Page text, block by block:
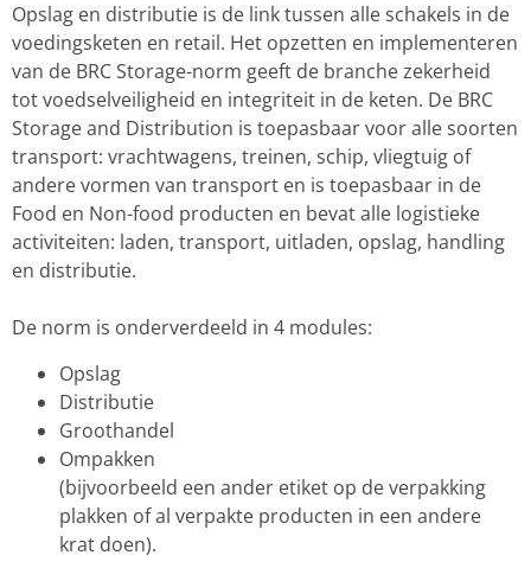
Opslag en distributie is de link tussen alle schakels in de
voedingsketen en retail. Het opzetten en implementeren
van de BRC Storage-norm geeft de branche zekerheid
tot voedselveiligheid en integriteit in de keten. De BRC
Storage and Distribution is toepasbaar voor alle soorten
transport: vrachtwagens, treinen, schip, vliegtuig of
andere vormen van transport en is toepasbaar in de
Food en Non-food producten en bevat alle logistieke
activiteiten: laden, transport, uitladen, opslag, handling
en distributie.
De norm is onderverdeeld in 4 modules:
Opslag
Distributie
Groothandel
Ompakken
(bijvoorbeeld een ander etiket op de verpakking
plakken of al verpakte producten in een andere
krat doen).